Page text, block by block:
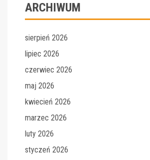
ARCHIWUM
sierpień 2026
lipiec 2026
czerwiec 2026
maj 2026
kwiecień 2026
marzec 2026
luty 2026
styczeń 2026